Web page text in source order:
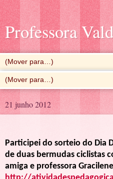
Professora
21 junho 2012
Participei do sorteio do Dia
de duas bermudas ciclistas
amiga e professora Gracilene